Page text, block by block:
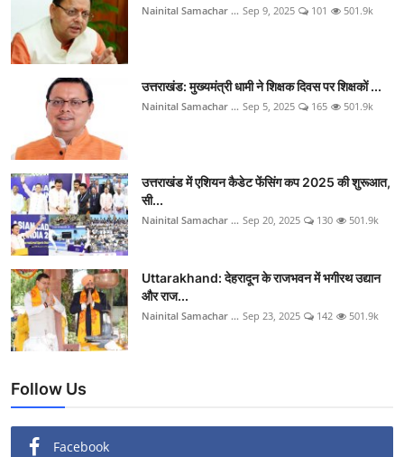
Nainital Samachar ... Sep 9, 2025 101 501.9k
उत्तराखंड: मुख्यमंत्री धामी ने शिक्षक दिवस पर शिक्षकों ...
Nainital Samachar ... Sep 5, 2025 165 501.9k
उत्तराखंड में एशियन कैडेट फेंसिंग कप 2025 की शुरूआत,
सी...
Nainital Samachar ... Sep 20, 2025 130 501.9k
Uttarakhand: देहरादून के राजभवन में भगीरथ उद्यान
और राज...
Nainital Samachar ... Sep 23, 2025 142 501.9k
Follow Us
Facebook